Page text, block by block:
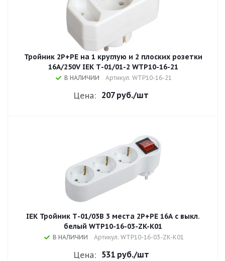
Тройник 2P+РЕ на 1 круглую и 2 плоских розетки
16A/250V IEK Т-01/01-2 WTP10-16-21
В НАЛИЧИИ Артикул: WTP10-16-21
Цена: 207 руб./шт
IEK Тройник Т-01/03В 3 места 2P+PE 16А с выкл.
белый WTP10-16-03-ZK-K01
В НАЛИЧИИ Артикул: WTP10-16-03-ZK-K01
Цена: 531 руб./шт